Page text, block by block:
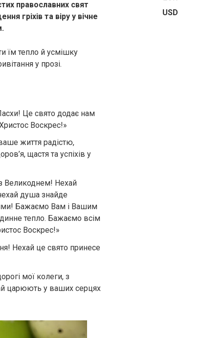
православних свят
гріхів та віру у вічне
їм тепло й усмішку
у прозі.
Це свято додає нам
Воскрес!»
життя радістю,
щастя та успіхів у
Великоднем! Нехай
душа знайде
Бажаємо Вам і Вашим
тепло. Бажаємо всім
Воскрес!»
Нехай це свято принесе
мої колеги, з
царюють у ваших серцях
USD